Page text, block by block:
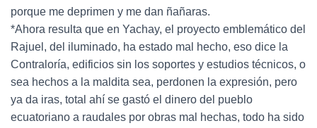
porque me deprimen y me dan ñañaras.
*Ahora resulta que en Yachay, el proyecto emblemático del
Rajuel, del iluminado, ha estado mal hecho, eso dice la
Contraloría, edificios sin los soportes y estudios técnicos, o
sea hechos a la maldita sea, perdonen la expresión, pero
ya da iras, total ahí se gastó el dinero del pueblo
ecuatoriano a raudales por obras mal hechas, todo ha sido